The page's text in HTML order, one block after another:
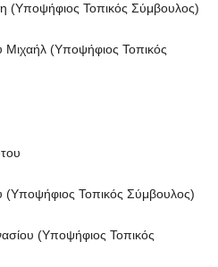
(Υποψήφιος Τοπικός Σύμβουλος)
Μιχαήλ (Υποψήφιος Τοπικός
(Υποψήφιος Τοπικός Σύμβουλος)
(Υποψήφιος Τοπικός